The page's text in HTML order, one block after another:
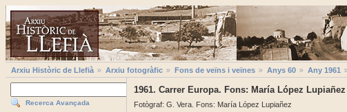
Arxiu Històric de Llefià Arxiu fotogràfic Fons de veïns i veïnes Anys 60 Any 1961
Recerca Avançada
1961. Carrer Europa. Fons: María López Lupiañez
Fotògraf: G. Vera. Fons: María López Lupiañez